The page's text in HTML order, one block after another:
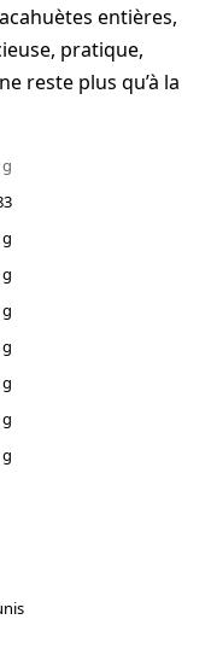
entières,
pratique,
reste plus qu’à la